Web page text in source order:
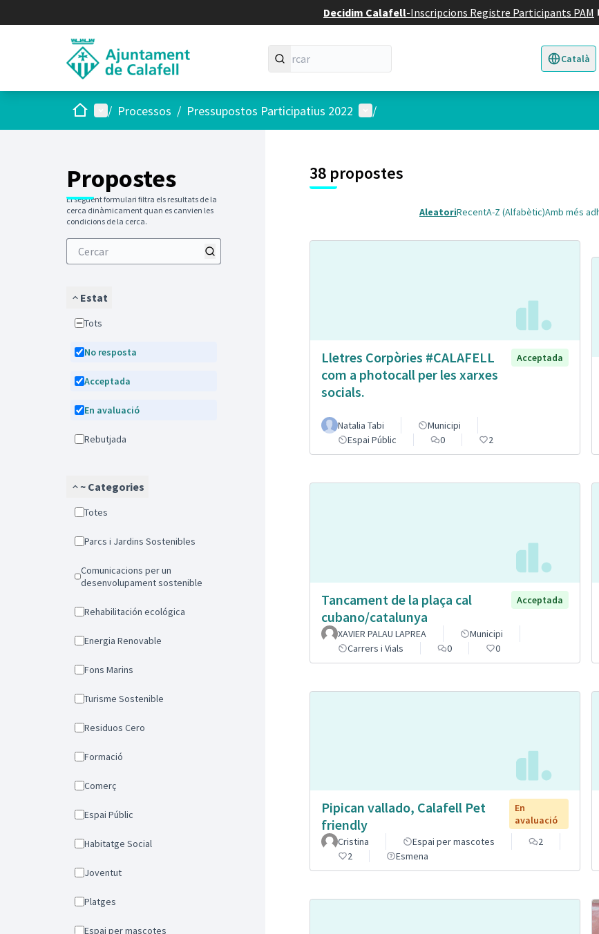
Decidim Calafell-Inscripcions Registre Participants PAM
Català
Triar la
Inici Menú principal
/ Processos / Pressupostos Participatius 2022 Menú d'usuari
/
Propostes
El següent formulari filtra els resultats de la
cerca dinàmicament quan es canvien les
condicions de la cerca.
Estat
Tots
No resposta
Acceptada
En avaluació
Rebutjada
~ Categories
Totes
Parcs i Jardins Sostenibles
Comunicacions per un
desenvolupament sostenible
Rehabilitación ecológica
Energia Renovable
Fons Marins
Turisme Sostenible
Residuos Cero
Formació
Comerç
Espai Públic
Habitatge Social
Joventut
Platges
Espai per mascotes
38 propostes
AleatoriRecentA-Z (Alfabètic)Amb més
Lletres Corpòries #CALAFELL
com a photocall per les xarxes
socials.
Acceptada
Natalia Tabi
Municipi
Espai Públic
0 2
Tancament de la plaça cal
cubano/catalunya
Acceptada
XAVIER PALAU LAPREA
Municipi
Carrers i Vials
0 0
Pipican vallado, Calafell Pet
friendly
En
avaluació
Cristina
Espai per mascotes
2
2
Esmena